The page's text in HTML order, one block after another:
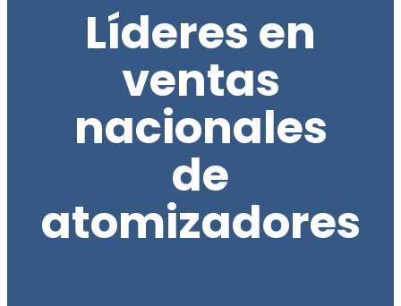
Líderes en
ventas
nacionales
de
atomizadores